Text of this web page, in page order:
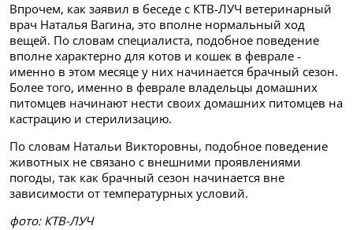
Впрочем, как заявил в беседе с КТВ-ЛУЧ ветеринарный
врач Наталья Вагина, это вполне нормальный ход
вещей. По словам специалиста, подобное поведение
вполне характерно для котов и кошек в феврале -
именно в этом месяце у них начинается брачный сезон.
Более того, именно в феврале владельцы домашних
питомцев начинают нести своих домашних питомцев на
кастрацию и стерилизацию.
По словам Натальи Викторовны, подобное поведение
животных не связано с внешними проявлениями
погоды, так как брачный сезон начинается вне
зависимости от температурных условий.
фото: КТВ-ЛУЧ